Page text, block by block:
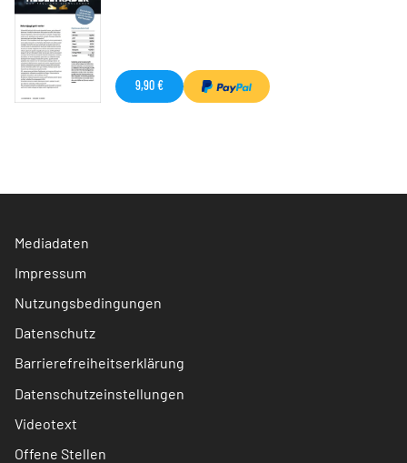
9,90 €
Mediadaten
Impressum
Nutzungsbedingungen
Datenschutz
Barrierefreiheitserklärung
Datenschutzeinstellungen
Videotext
Offene Stellen